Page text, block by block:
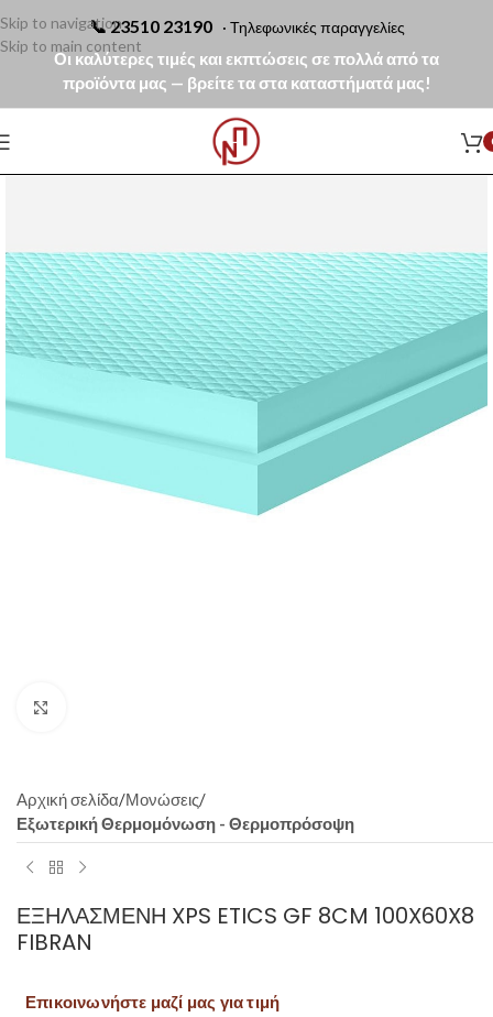
📞23510 23190 · Τηλεφωνικές παραγγελίες
Οι καλύτερες τιμές και εκπτώσεις σε πολλά από τα
προϊόντα μας — βρείτε τα στα καταστήματά μας!
Skip to navigation
Skip to main content
Αρχική σελίδα Μονώσεις
Εξωτερική Θερμομόνωση - Θερμοπρόσοψη
ΕΞΗΛΑΣΜΈΝΗ XPS ETICS GF 8CM 100X60X8
FIBRAN
Επικοινωνήστε μαζί μας για τιμή